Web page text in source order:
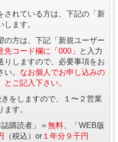
れている方は、下記の「新
ます。
方は、下記「新規ユーザー
先コード欄に「000」
と入力
りしますので、必要事項をお
。 なお個人でお申し込みの
ご記入下さい。
をしますので、１〜２営業
す。
購読者」＝ 無料 、「WEB版
（税込）or １年分９千円